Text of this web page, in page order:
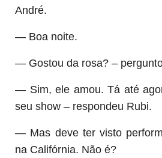
André.
— Boa noite.
— Gostou da rosa? –
— Sim, ele amou. Tá até
seu show – respondeu Rubi.
— Mas deve ter visto
na Califórnia. Não é?